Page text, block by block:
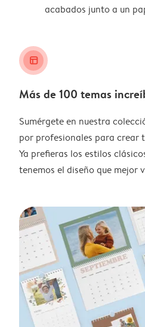
acabados junto a un
layout_alt
Más de 100 temas
Sumérgete en nuestra
por profesionales para crear
Ya prefieras los estilos
tenemos el diseño que mejor